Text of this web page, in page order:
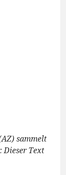
sammelt
Dieser Text